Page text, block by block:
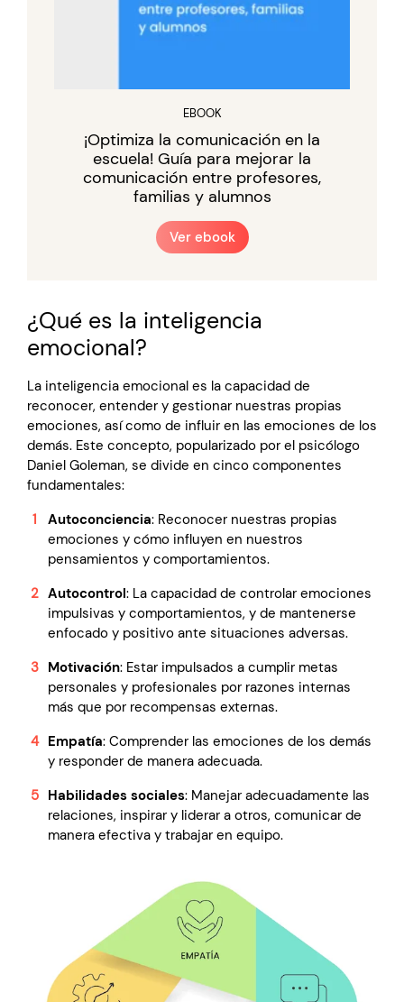
EBOOK
¡Optimiza la comunicación en la
escuela! Guía para mejorar la
comunicación entre profesores,
familias y alumnos
Ver ebook
¿Qué es la inteligencia
emocional?
La inteligencia emocional es la capacidad de
reconocer, entender y gestionar nuestras propias
emociones, así como de influir en las emociones de los
demás. Este concepto, popularizado por el psicólogo
Daniel Goleman, se divide en cinco componentes
fundamentales:
Autoconciencia: Reconocer nuestras propias
emociones y cómo influyen en nuestros
pensamientos y comportamientos.
Autocontrol: La capacidad de controlar emociones
impulsivas y comportamientos, y de mantenerse
enfocado y positivo ante situaciones adversas.
Motivación: Estar impulsados a cumplir metas
personales y profesionales por razones internas
más que por recompensas externas.
Empatía: Comprender las emociones de los demás
y responder de manera adecuada.
Habilidades sociales: Manejar adecuadamente las
relaciones, inspirar y liderar a otros, comunicar de
manera efectiva y trabajar en equipo.